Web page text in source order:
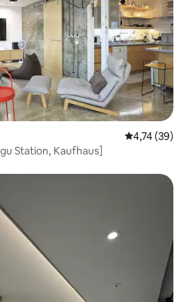
4,74 (39)
Station, Kaufhaus]